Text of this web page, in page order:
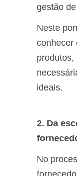
gestão
Neste
conhecer
produtos,
ideais.
2. Da
No